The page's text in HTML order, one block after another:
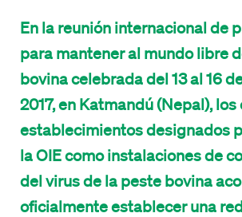
En la reunión internacional de
para mantener al mundo libre
bovina celebrada del 13 al 16
2017, en Katmandú (Nepal), los
establecimientos designados
la OIE como instalaciones de
del virus de la peste bovina
oficialmente establecer una